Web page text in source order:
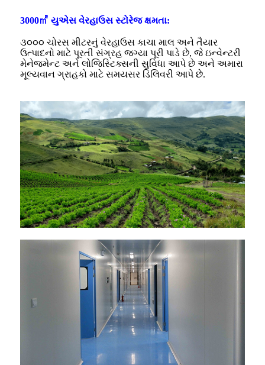
3000㎡ યુએસ વેરહાઉસ સ્ટોરેજ ક્ષમતા:
૩૦૦૦ ચોરસ મીટરનું વેરહાઉસ કાચા માલ અને તૈયાર
ઉત્પાદનો માટે પૂરતી સંગ્રહ જગ્યા પૂરી પાડે છે, જે ઇન્વેન્ટરી
મેનેજમેન્ટ અને લોજિસ્ટિક્સની સુવિધા આપે છે અને અમારા
મૂલ્યવાન ગ્રાહકો માટે સમયસર ડિલિવરી આપે છે.